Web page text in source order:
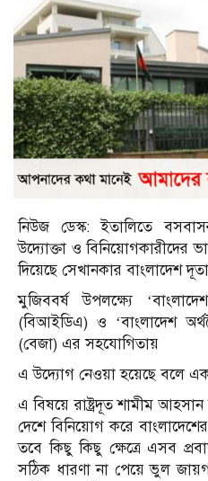
নিউজ ডেস্ক: ইতালিতে
উদ্যোক্তা ও বিনিয়োগকারীদের
দিয়েছে সেখানকার বাংলাদেশ
মুজিববর্ষ উপলক্ষ্যে
(বিআইডিএ) ও ‘বাংলাদেশ
(বেজা) এর সহযোগিতায়
এ উদ্যোগ নেওয়া হয়েছে বলে এক
এ বিষয়ে রাষ্ট্রদূত শামীম আহসান
দেশে বিনিয়োগ করে
তবে কিছু কিছু ক্ষেত্রে এসব
সঠিক ধারণা না পেয়ে ভুল